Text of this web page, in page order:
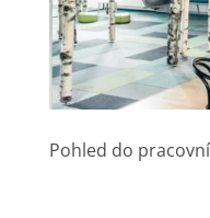
Pohled do